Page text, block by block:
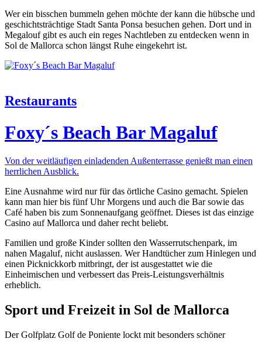
Wer ein bisschen bummeln gehen möchte der kann die hübsche und
geschichtsträchtige Stadt Santa Ponsa besuchen gehen. Dort und in
Megalouf gibt es auch ein reges Nachtleben zu entdecken wenn in
Sol de Mallorca schon längst Ruhe eingekehrt ist.
Restaurants
Foxy´s Beach Bar Magaluf
Von der weitläufigen einladenden Außenterrasse genießt man einen
herrlichen Ausblick.
Eine Ausnahme wird nur für das örtliche Casino gemacht. Spielen
kann man hier bis fünf Uhr Morgens und auch die Bar sowie das
Café haben bis zum Sonnenaufgang geöffnet. Dieses ist das einzige
Casino auf Mallorca und daher recht beliebt.
Familien und große Kinder sollten den Wasserrutschenpark, im
nahen Magaluf, nicht auslassen. Wer Handtücher zum Hinlegen und
einen Picknickkorb mitbringt, der ist ausgestattet wie die
Einheimischen und verbessert das Preis-Leistungsverhältnis
erheblich.
Sport und Freizeit in Sol de Mallorca
Der Golfplatz Golf de Poniente lockt mit besonders schöner